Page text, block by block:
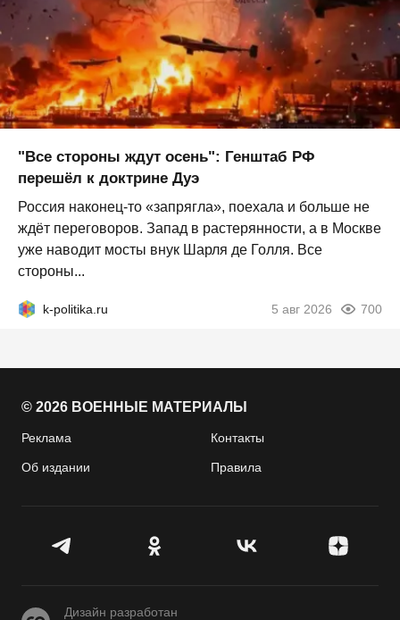
"Все стороны ждут осень": Генштаб РФ
перешёл к доктрине Дуэ
Россия наконец-то «запрягла», поехала и больше не
ждёт переговоров. Запад в растерянности, а в Москве
уже наводит мосты внук Шарля де Голля. Все
стороны...
k-politika.ru 5 авг 2026 700
© 2026 ВОЕННЫЕ МАТЕРИАЛЫ
Реклама Контакты
Об издании Правила